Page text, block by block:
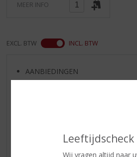
Leeftijdscheck
Wij vragen altijd naar
MEER INFO
EXCL. BTW INCL. BTW
AANBIEDINGEN
SPIRIT VAN DE MAAND